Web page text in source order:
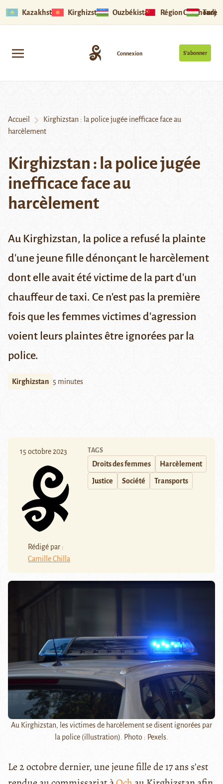
Kazakhstan Kirghizstan Ouzbékistan Région Ouïghoure
S’abonner
Connexion
Accueil
Kirghizstan : la police jugée inefficace face au
harcèlement
Kirghizstan : la police jugée
inefficace face au
harcèlement
Au Kirghizstan, la police a refusé la plainte
d'une jeune fille dénonçant le harcèlement
dont elle avait été victime de la part d'un
chauffeur de taxi. Ce n'est pas la première
fois que les femmes victimes d'agression
voient leurs plaintes être ignorées par la
police.
Kirghizstan 5 minutes
15 octobre 2023
Rédigé par :
Camille Chilla
TAGS
Droits des femmes Harcèlement
Justice Société Transports
Au Kirghizstan, les victimes de harcèlement se disent ignorées par
la police (illustration). Photo : Pexels.
Le 2 octobre dernier, une jeune fille de 17 ans s’est